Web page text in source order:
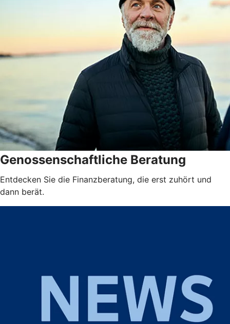
Genossenschaftliche Beratung
Entdecken Sie die Finanzberatung, die erst zuhört und
dann berät.